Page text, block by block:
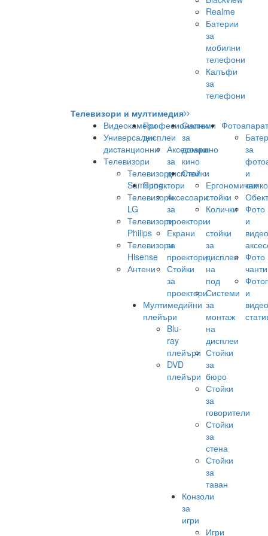
Realme
Батерии
за
мобилни
телефони
Калъфи
за
телефони
Телевизори и мултимедия
Видеокамери
Универсални
дистанционни
Телевизори
Телевизори
Samsung
Телевизори
LG
Телевизори
Philips
Телевизори
Hisense
Антени
Професионални
дисплеи
Аксесоари
за
дисплеи
Проектори
Аксесоари
за
проектори
Екрани
за
проектори
Стойки
за
проектори
Мултимедийни
плейъри
Blu-
ray
плейъри
DVD
плейъри
Системи
за
домашно
кино
Стойки
Ергономични
стойки
Колички
и
стойки
за
дисплеи
на
под
Системи
за
монтаж
на
дисплеи
Стойки
за
бюро
Стойки
за
говорители
Стойки
за
стена
Стойки
за
таван
Конзоли
за
игри
Игри
за
и
Фото
и
видео
Фото
чанти
и
видео